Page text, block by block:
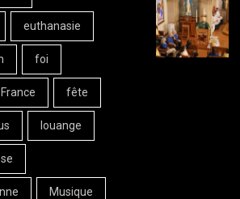
euthanasie
foi
France fête
louange
Musique